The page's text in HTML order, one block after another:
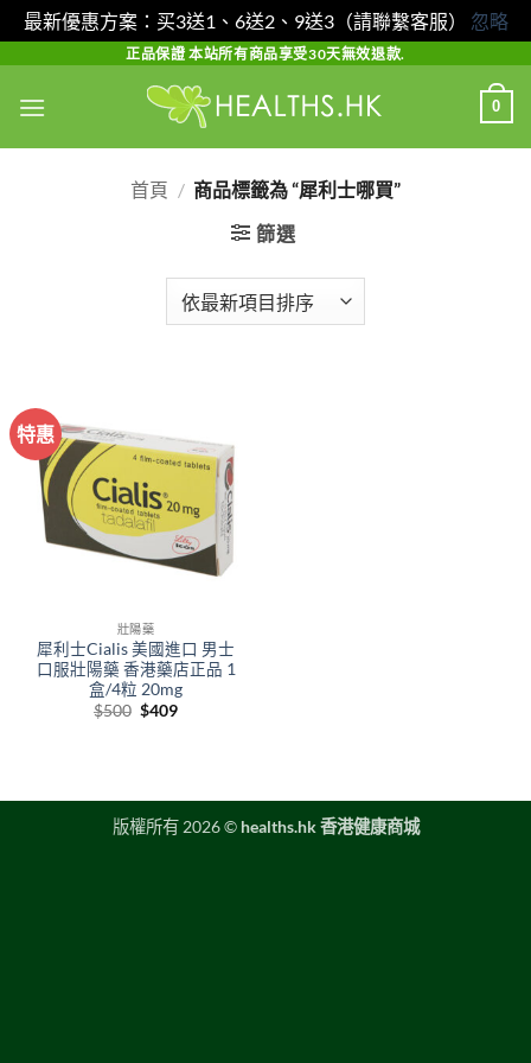
最新優惠方案：买3送1、6送2、9送3（請聯繫客服） 忽略
content
正品保證 本站所有商品享受30天無效退款.
0
首頁 / 商品標籤為 “犀利士哪買”
篩選
特惠
壯陽藥
犀利士Cialis 美國進口 男士
口服壯陽藥 香港藥店正品 1
盒/4粒 20mg
$500 Original
$409Current
版權所有 2026 © healths.hk 香港健康商城